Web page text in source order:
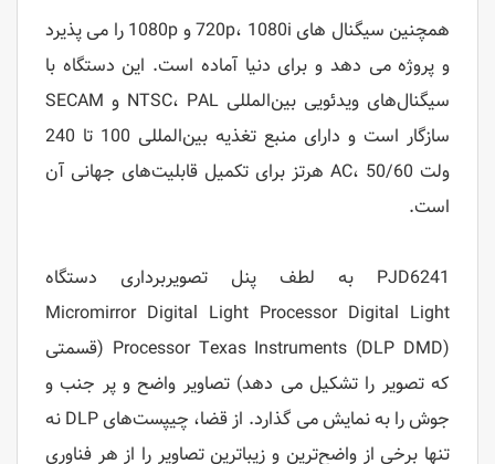
همچنین سیگنال های 720p، 1080i و 1080p را می پذیرد
و پروژه می دهد و برای دنیا آماده است. این دستگاه با
سیگنال‌های ویدئویی بین‌المللی NTSC، PAL و SECAM
سازگار است و دارای منبع تغذیه بین‌المللی 100 تا 240
ولت AC، 50/60 هرتز برای تکمیل قابلیت‌های جهانی آن
است.
PJD6241 به لطف پنل تصویربرداری دستگاه
Micromirror Digital Light Processor Digital Light
Processor Texas Instruments (DLP DMD) (قسمتی
که تصویر را تشکیل می دهد) تصاویر واضح و پر جنب و
جوش را به نمایش می گذارد. از قضا، چیپست‌های DLP نه
تنها برخی از واضح‌ترین و زیباترین تصاویر را از هر فناوری